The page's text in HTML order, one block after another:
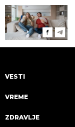
VESTI
VREME
ZDRAVLJE